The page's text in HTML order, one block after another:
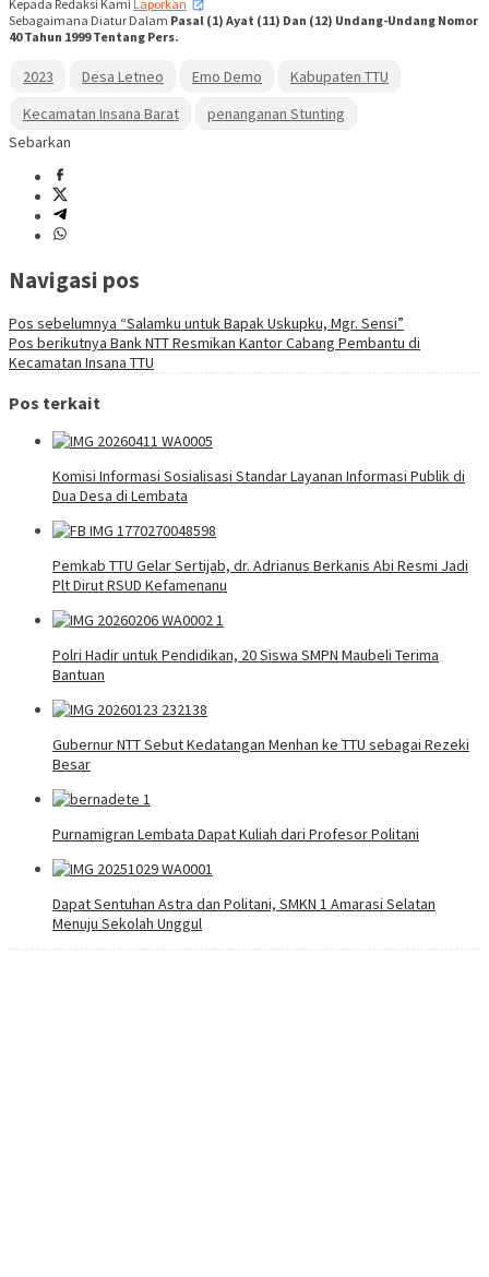
Kepada Redaksi Kami Laporkan
,
Sebagaimana Diatur Dalam Pasal (1) Ayat (11) Dan (12) Undang-Undang Nomor
40 Tahun 1999 Tentang Pers.
2023 Desa Letneo Emo Demo
Kabupaten TTU
Kecamatan Insana Barat
penanganan Stunting
Sebarkan
Navigasi pos
Pos sebelumnya “Salamku untuk Bapak Uskupku, Mgr. Sensi”
Pos berikutnya Bank NTT Resmikan Kantor Cabang Pembantu di
Kecamatan Insana TTU
Pos terkait
Komisi Informasi Sosialisasi Standar Layanan Informasi Publik di
Dua Desa di Lembata
Pemkab TTU Gelar Sertijab, dr. Adrianus Berkanis Abi Resmi Jadi
Plt Dirut RSUD Kefamenanu
Polri Hadir untuk Pendidikan, 20 Siswa SMPN Maubeli Terima
Bantuan
Gubernur NTT Sebut Kedatangan Menhan ke TTU sebagai Rezeki
Besar
Purnamigran Lembata Dapat Kuliah dari Profesor Politani
Dapat Sentuhan Astra dan Politani, SMKN 1 Amarasi Selatan
Menuju Sekolah Unggul